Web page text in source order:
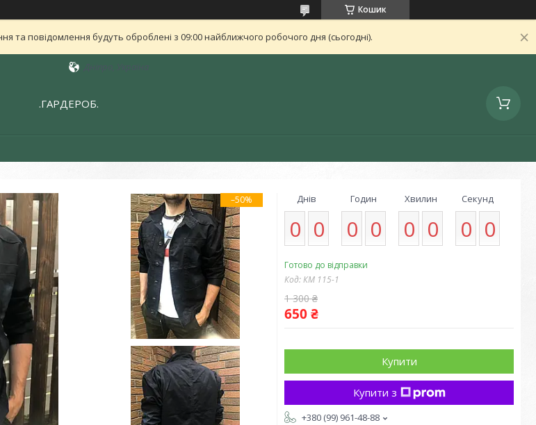
Кошик
та повідомлення будуть оброблені з 09:00 найближчого робочого дня (сьогодні).
.ГАРДЕРОБ.
–50% Днів
0 0
Годин
0 0
Хвилин
0 0
Секунд
0 0
Готово до відправки
Код:КМ 115-1
1 300 ₴
650 ₴
Купити
Купити з
+380 (99) 961-48-88